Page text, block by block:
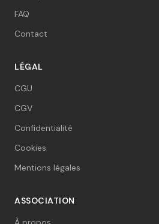
FAQ
Contact
LÉGAL
CGU
CGV
Confidentialité
Cookies
Mentions légales
ASSOCIATION